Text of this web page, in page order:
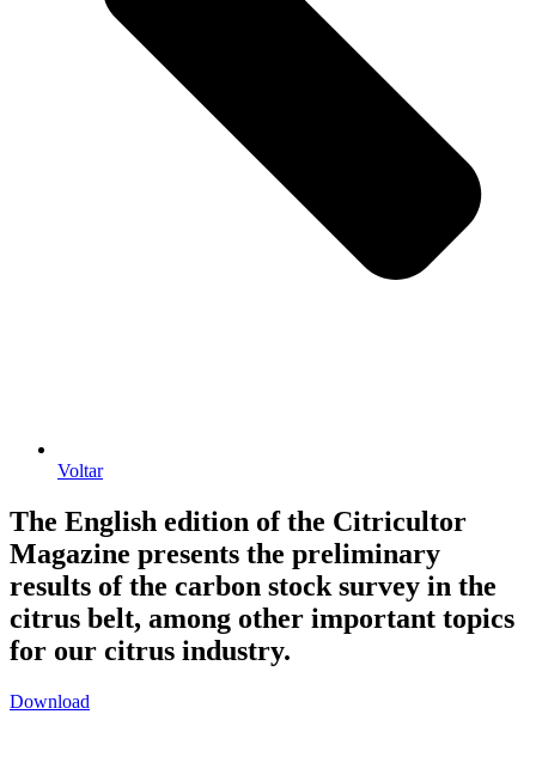
Voltar
The English edition of the Citricultor
Magazine presents the preliminary
results of the carbon stock survey in the
citrus belt, among other important topics
for our citrus industry.
Download